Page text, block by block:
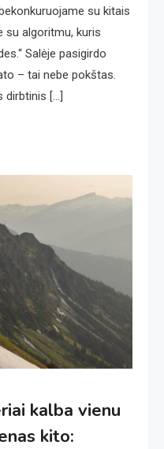
su kitais
su algoritmu, kuris
Salėje pasigirdo
– tai nebe pokštas.
dirbtinis […]
kalba vienu
kito: